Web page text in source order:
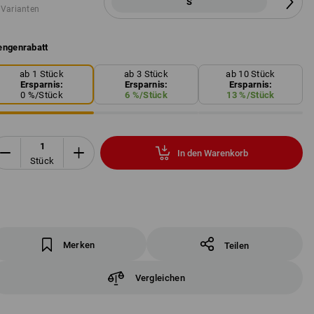
ab 1 Stück
Ersparnis:
0 %/Stück
ab 3 Stück
Ersparnis:
6 %/Stück
ab 10 Stück
Ersparnis:
13 %/Stück
Stück
In den Warenkorb
Merken Teilen
Vergleichen